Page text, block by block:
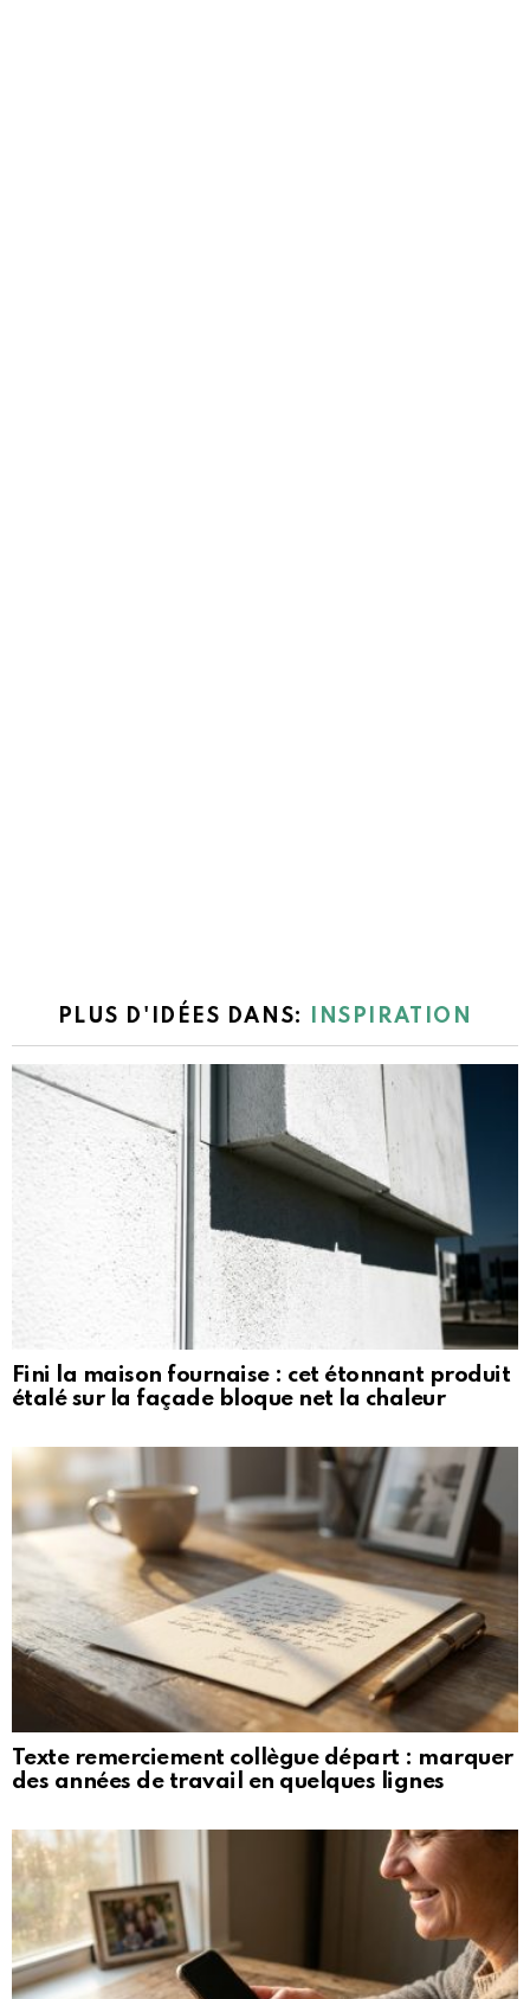
PLUS D'IDÉES DANS: INSPIRATION
Fini la maison fournaise : cet étonnant produit
étalé sur la façade bloque net la chaleur
Texte remerciement collègue départ : marquer
des années de travail en quelques lignes